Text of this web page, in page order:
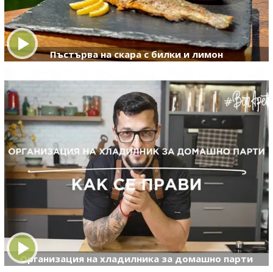
Пъстърва на скара с билки и лимон
Организация на хладилника за домашно парти